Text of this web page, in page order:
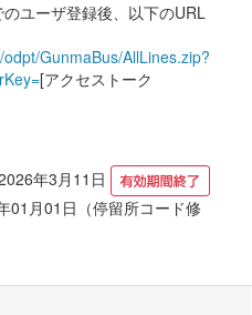
のユーザ登録後、以下のURL
GunmaBus/AllLines.zip?
[アクセストーク
年3月11日
01月01日（停留所コード修